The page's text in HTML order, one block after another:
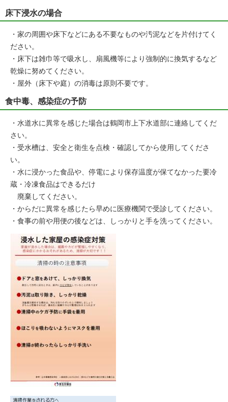
床下浸水の場合
・家の周囲や床下などにある不要なものや汚泥などを片付けてく
ださい。
・床下は雑巾等で吸水し、扇風機等により強制的に換気するなど
乾燥に努めてください。
・屋外（床下や庭）の消毒は原則不要です。
食中毒、感染症の予防
・水道水に異常を感じた場合は鶴岡市上下水道部に連絡してくだ
さい。
・受水槽は、安全と衛生を点検・確認してから使用してくださ
い。
・水に浸かった食品や、停電により保存温度が保てなかった要冷
蔵・冷凍食品はできるだけ
廃棄してください。
・からだに異常を感じたら早めに医療機関で受診してください。
・食事の前や用便の後などは、しっかりと手を洗ってください。